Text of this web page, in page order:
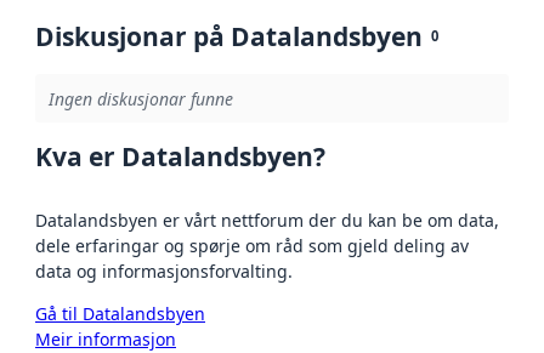
Diskusjonar på Datalandsbyen 0
Ingen diskusjonar funne
Kva er Datalandsbyen?
Datalandsbyen er vårt nettforum der du kan be om data,
dele erfaringar og spørje om råd som gjeld deling av
data og informasjonsforvalting.
Gå til Datalandsbyen
Meir informasjon